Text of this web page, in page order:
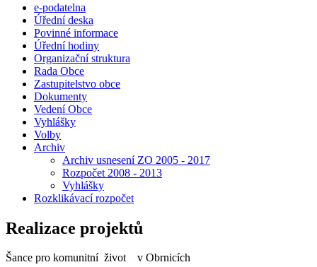
e-podatelna
Úřední deska
Povinné informace
Úřední hodiny
Organizační struktura
Rada Obce
Zastupitelstvo obce
Dokumenty
Vedení Obce
Vyhlášky
Volby
Archiv
Archiv usnesení ZO 2005 - 2017
Rozpočet 2008 - 2013
Vyhlášky
Rozklikávací rozpočet
Realizace projektů
Šance pro komunitní život v Obrnicích